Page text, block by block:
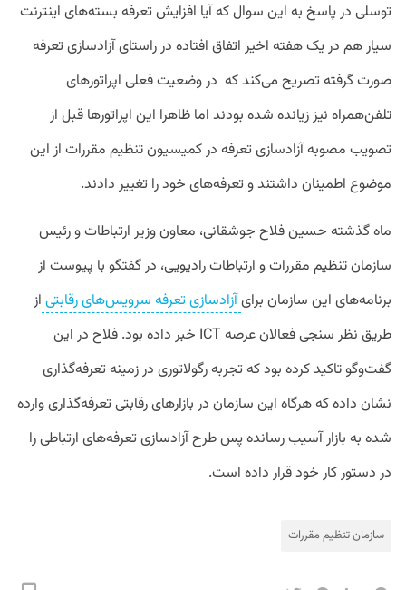
توسلی در پاسخ به این سوال که آیا افزایش تعرفه بسته‌های اینترنت
سیار هم در یک هفته اخیر اتفاق افتاده در راستای آزادسازی تعرفه
صورت گرفته تصریح می‌کند که در وضعیت فعلی اپراتورهای
تلفن‌همراه نیز زیانده شده بودند اما ظاهرا این اپراتورها قبل از
تصویب مصوبه آزادسازی تعرفه در کمیسیون تنظیم مقررات از این
موضوع اطمینان داشتند و تعرفه‌های خود را تغییر دادند.
ماه گذشته حسین فلاح جوشقانی، معاون وزیر ارتباطات و رئیس
سازمان تنظیم مقررات و ارتباطات رادیویی، در گفتگو با پیوست از
برنامه‌های این سازمان برایآزادسازی تعرفه سرویس‌های رقابتی از
طریق نظر سنجی فعالان عرصه ICT خبر داده بود. فلاح در این
گفت‌وگو تاکید کرده بود که تجربه رگولاتوری در زمینه تعرفه‌گذاری
نشان داده که هرگاه این سازمان در بازارهای رقابتی تعرفه‌گذاری وارده
شده به بازار آسیب رسانده پس طرح آزادسازی تعرفه‌های ارتباطی را
در دستور کار خود قرار داده است.
سازمان تنظیم مقررات